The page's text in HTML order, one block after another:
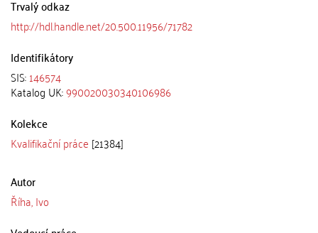
Trvalý odkaz
http://hdl.handle.net/20.500.11956/71782
Identifikátory
SIS:146574
Katalog UK:990020030340106986
Kolekce
Kvalifikační práce [21384]
Autor
Říha, Ivo